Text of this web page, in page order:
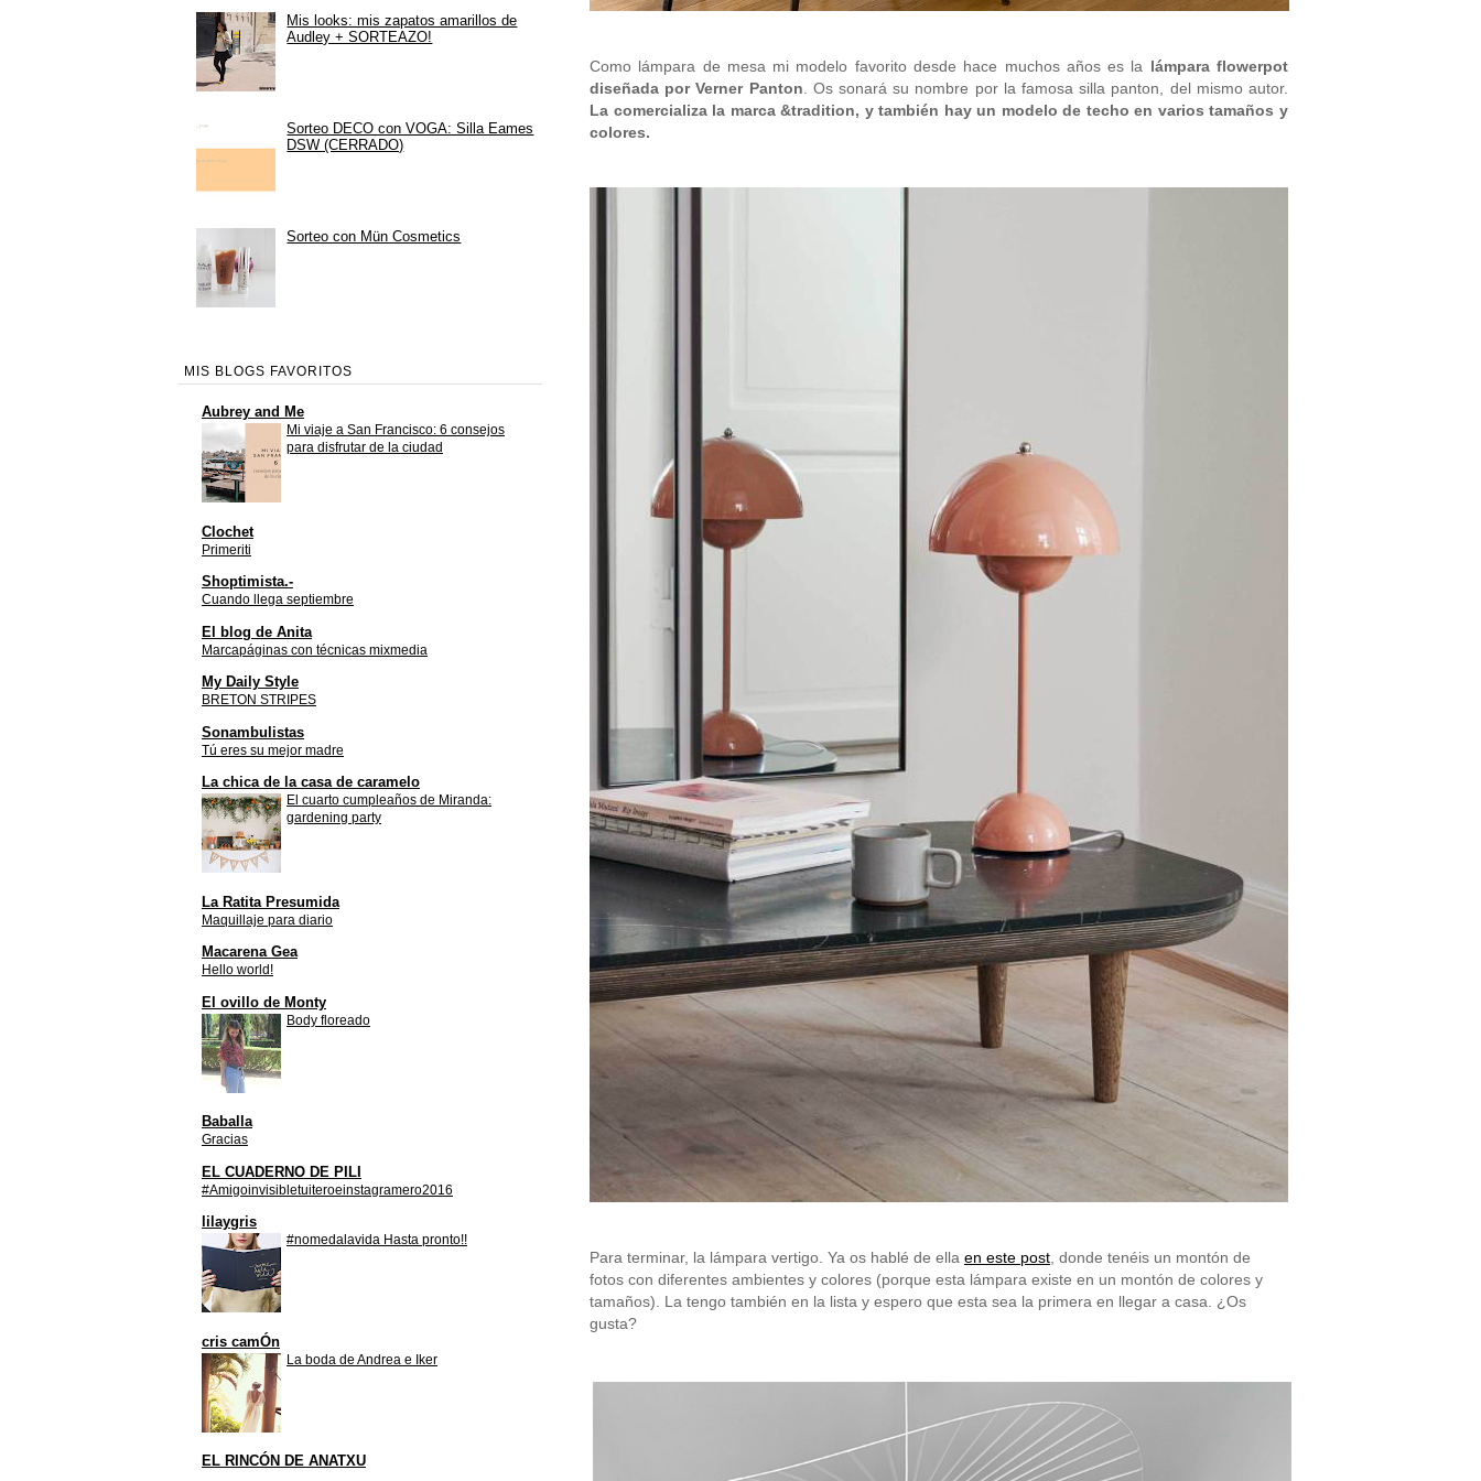
Como lámpara de mesa mi modelo favorito desde hace muchos años es la lámpara flowerpot
diseñada por Verner Panton . Os sonará su nombre por la famosa silla panton, del mismo autor.
La comercializa la marca &tradition, y también hay un modelo de techo en varios tamaños y
colores.
Para terminar, la lámpara vertigo. Ya os hablé de ella en este post , donde tenéis un montón de
fotos con diferentes ambientes y colores (porque esta lámpara existe en un montón de colores y
tamaños). La tengo también en la lista y espero que esta sea la primera en llegar a casa. ¿Os
gusta?
Mis looks: mis zapatos amarillos de
Audley + SORTEAZO!
Sorteo DECO con VOGA: Silla Eames
DSW (CERRADO)
Sorteo con Mün Cosmetics
MIS BLOGS FAVORITOS
Aubrey and Me
Mi viaje a San Francisco: 6 consejos
para disfrutar de la ciudad
Clochet
Primeriti
Shoptimista.-
Cuando llega septiembre
El blog de Anita
Marcapáginas con técnicas mixmedia
My Daily Style
BRETON STRIPES
Sonambulistas
Tú eres su mejor madre
La chica de la casa de caramelo
El cuarto cumpleaños de Miranda:
gardening party
La Ratita Presumida
Maquillaje para diario
Macarena Gea
Hello world!
El ovillo de Monty
Body floreado
Baballa
Gracias
EL CUADERNO DE PILI
#Amigoinvisibletuiteroeinstagramero2016
lilaygris
#nomedalavida Hasta pronto!!
cris camÓn
La boda de Andrea e Iker
EL RINCÓN DE ANATXU